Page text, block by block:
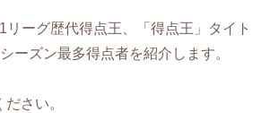
リーグ歴代得点王、「得点王」タイト
ーズン最多得点者を紹介します。
さい。